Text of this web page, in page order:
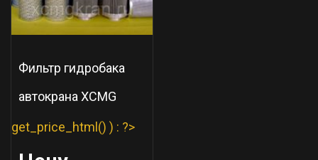
Фильтр гидробака
автокрана XCMG
get_price_html() ) : ?>